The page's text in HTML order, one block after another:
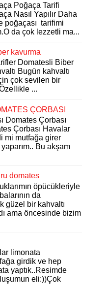
Poğaça Tarifi
Nasıl Yapılır Daha
poğaçası tarifimi
da çok lezzetli ma...
kavurma
Domatesli Biber
Bugün kahvaltı
çok sevilen bir
...
ÇORBASI
Domates Çorbası
Çorbası Havalar
mi mutfağa girer
Bu akşam
domates
öpücükleriyle
da
güzel bir kahvaltı
ama öncesinde bizim
limonata
girdik ve hep
yaptık..Resimde
eli:))Çok